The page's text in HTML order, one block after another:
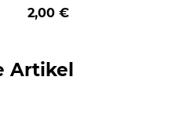
2,00 €
Artikel